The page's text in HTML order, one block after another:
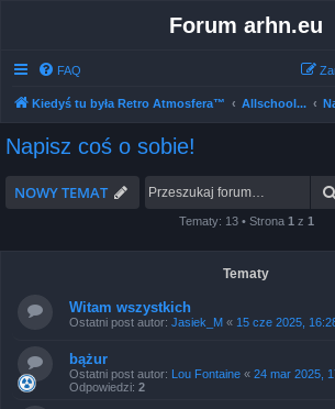
Forum arhn.eu
FAQ
Kiedyś tu była Retro Atmosfera™ Allschool...
Napisz coś o sobie!
NOWY TEMAT
Tematy: 13 • Strona 1 z 1
Tematy
Witam wszystkich
Ostatni post autor: Jasiek_M « 15 cze 2025,
bążur
Ostatni post autor: Lou Fontaine « 24 mar 2025,
Odpowiedzi: 2